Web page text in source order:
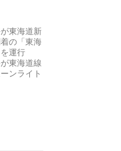
東海道新
の「東海
運行
東海道線
ンライト